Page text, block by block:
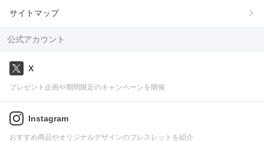
サイトマップ
公式アカウント
X
プレゼント企画や期間限定のキャンペーンを開催
Instagram
おすすめ商品やオリジナルデザインのブレスレットを紹介